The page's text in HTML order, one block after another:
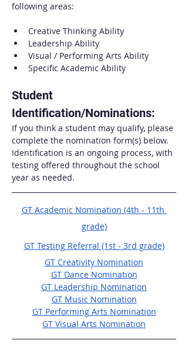
following areas:
Creative Thinking Ability
Leadership Ability
Visual / Performing Arts Ability
Specific Academic Ability
Student
Identification/Nominations:
If you think a student may qualify, please
complete the nomination form(s) below.
Identification is an ongoing process, with
testing offered throughout the school
year as needed.
GT Academic Nomination (4th - 11th
grade)
GT Testing Referral (1st - 3rd grade)
GT Creativity Nomination
GT Dance Nomination
GT Leadership Nomination
GT Music Nomination
GT Performing Arts Nomination
GT Visual Arts Nomination